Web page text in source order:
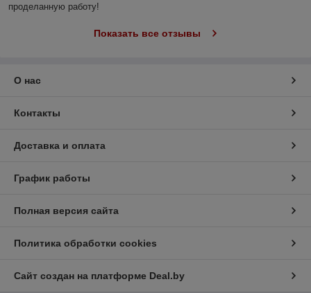
проделанную работу!
Показать все отзывы
О нас
Контакты
Доставка и оплата
График работы
Полная версия сайта
Политика обработки cookies
Сайт создан на платформе Deal.by